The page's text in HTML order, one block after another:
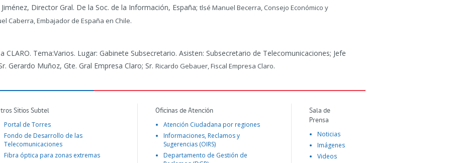
Director Gral. De la Soc. de la Información, España; tlsé Manuel Becerra, Consejo Económico y
Caberra, Embajador de España en Chile.
CLARO. Tema:Varios. Lugar: Gabinete Subsecretario. Asisten: Subsecretario de Telecomunicaciones; Jefe
Gerardo Muñoz, Gte. Gral Empresa Claro; Sr. Ricardo Gebauer, Fiscal Empresa Claro.
Sitios Subtel
Portal de Torres
Fondo de Desarrollo de las
Telecomunicaciones
Fibra óptica para zonas extremas
Oficinas de Atención
Atención Ciudadana por regiones
Informaciones, Reclamos y
Sugerencias (OIRS)
Departamento de Gestión de
Sala de
Prensa
Noticias
Imágenes
Videos